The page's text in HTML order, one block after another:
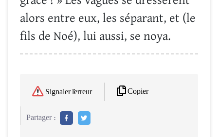
alors entre eux, les séparant, et (le
fils de Noé), lui aussi, se noya.
Signaler l'erreur Copier
Partager :